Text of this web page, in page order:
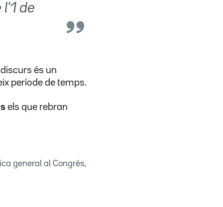
de
és un
període de temps.
els que rebran
general al Congrés,